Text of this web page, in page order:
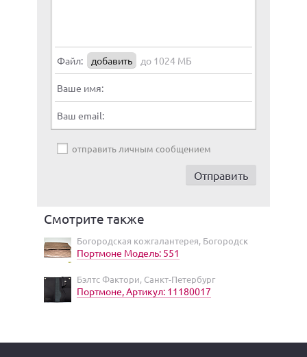
Файл: добавить до 1024 МБ
Ваше имя:
Ваш email:
отправить личным сообщением
Смотрите также
Богородская кожгалантерея, Богородск
Портмоне Модель: 551
Бэлтс Фактори, Санкт-Петербург
Портмоне, Артикул: 11180017